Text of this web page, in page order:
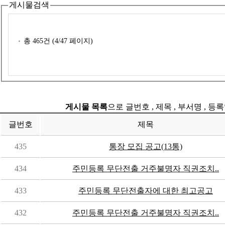
게시물검색
총 465건 (4/47 페이지)
게시물 목록으로 글번호 , 제목 , 부서명 , 등
글번호 제목
435 통장 모집 공고(13통)
434 주민등록 무단전출 거주불명자 직권조치..
433 주민등록 무단전출자에 대한 최고공고
432 주민등록 무단전출 거주불명자 직권조치..